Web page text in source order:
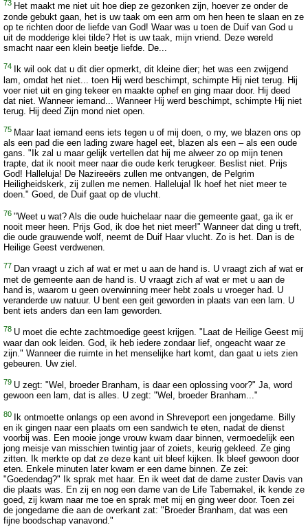
73 Het maakt me niet uit hoe diep ze gezonken zijn, hoever ze onder de
zonde gebukt gaan, het is uw taak om een arm om hen heen te slaan en ze
op te richten door de liefde van God! Waar was u toen de Duif van God u
uit de modderige klei tilde? Het is uw taak, mijn vriend. Deze wereld
smacht naar een klein beetje liefde. De...
74
Ik wil ook dat u dit dier opmerkt, dit kleine dier; het was een zwijgend
lam, omdat het niet... toen Hij werd beschimpt, schimpte Hij niet terug. Hij
voer niet uit en ging tekeer en maakte ophef en ging maar door. Hij deed
dat niet. Wanneer iemand... Wanneer Hij werd beschimpt, schimpte Hij niet
terug. Hij deed Zijn mond niet open.
75 Maar laat iemand eens iets tegen u of mij doen, o my, we blazen ons op
als een pad die een lading zware hagel eet, blazen als een – als een oude
gans. "Ik zal u maar gelijk vertellen dat hij me alweer zo op mijn tenen
trapte, dat ik nooit meer naar die oude kerk terugkeer. Beslist niet. Prijs
God! Halleluja! De Nazireeërs zullen me ontvangen, de Pelgrim
Heiligheidskerk, zij zullen me nemen. Halleluja! Ik hoef het niet meer te
doen." Goed, de Duif gaat op de vlucht.
76 "Weet u wat? Als die oude huichelaar naar die gemeente gaat, ga ik er
nooit meer heen. Prijs God, ik doe het niet meer!" Wanneer dat ding u treft,
die oude grauwende wolf, neemt de Duif Haar vlucht. Zo is het. Dan is de
Heilige Geest verdwenen.
77 Dan vraagt u zich af wat er met u aan de hand is. U vraagt zich af wat er
met de gemeente aan de hand is. U vraagt zich af wat er met u aan de
hand is, waarom u geen overwinning meer hebt zoals u vroeger had. U
veranderde uw natuur. U bent een geit geworden in plaats van een lam. U
bent iets anders dan een lam geworden.
78 U moet die echte zachtmoedige geest krijgen. "Laat de Heilige Geest mij
waar dan ook leiden. God, ik heb iedere zondaar lief, ongeacht waar ze
zijn." Wanneer die ruimte in het menselijke hart komt, dan gaat u iets zien
gebeuren. Uw ziel.
79 U zegt: "Wel, broeder Branham, is daar een oplossing voor?" Ja, word
gewoon een lam, dat is alles. U zegt: "Wel, broeder Branham..."
80
Ik ontmoette onlangs op een avond in Shreveport een jongedame. Billy
en ik gingen naar een plaats om een sandwich te eten, nadat de dienst
voorbij was. Een mooie jonge vrouw kwam daar binnen, vermoedelijk een
jong meisje van misschien twintig jaar of zoiets, keurig gekleed. Ze ging
zitten. Ik merkte op dat ze deze kant uit bleef kijken. Ik bleef gewoon door
eten. Enkele minuten later kwam er een dame binnen. Ze zei:
"Goedendag?" Ik sprak met haar. En ik weet dat de dame zuster Davis van
die plaats was. En zij en nog een dame van de Life Tabernakel, ik kende ze
goed, zij kwam naar me toe en sprak met mij en ging weer door. Toen zei
de jongedame die aan de overkant zat: "Broeder Branham, dat was een
fijne boodschap vanavond."